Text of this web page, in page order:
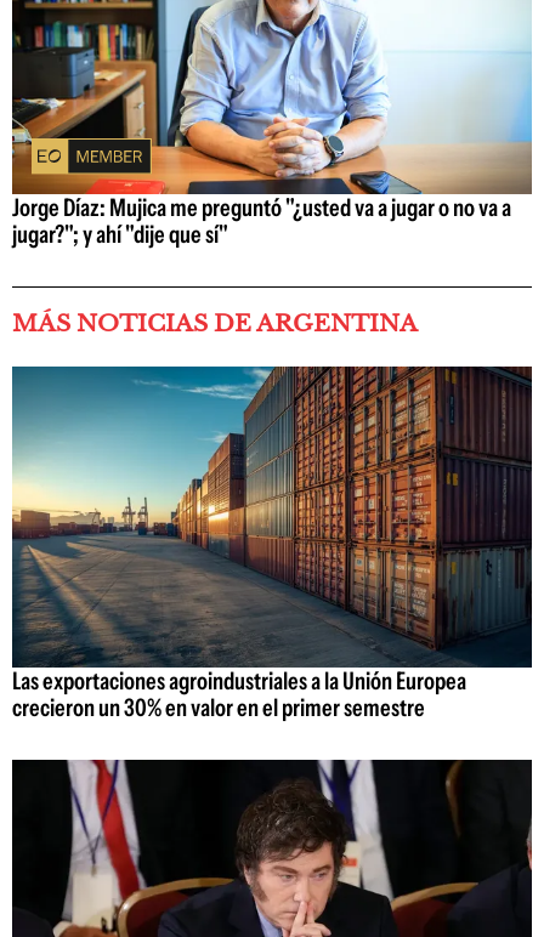
Jorge Díaz: Mujica me preguntó "¿usted va a jugar o no va a
jugar?"; y ahí "dije que sí"
MÁS NOTICIAS DE ARGENTINA
Las exportaciones agroindustriales a la Unión Europea
crecieron un 30% en valor en el primer semestre